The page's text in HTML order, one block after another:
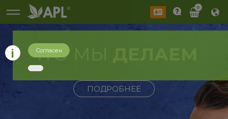
0
ЧТО МЫ
ПОДРОБНЕЕ
Согласен